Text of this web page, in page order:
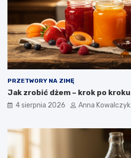
PRZETWORY NA ZIMĘ
Jak zrobić dżem – krok po kroku
4 sierpnia 2026 Anna Kowalczyk